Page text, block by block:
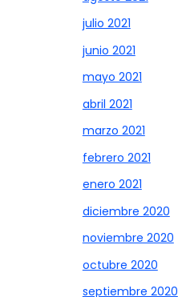
julio 2021
junio 2021
mayo 2021
abril 2021
marzo 2021
febrero 2021
enero 2021
diciembre 2020
noviembre 2020
octubre 2020
septiembre 2020